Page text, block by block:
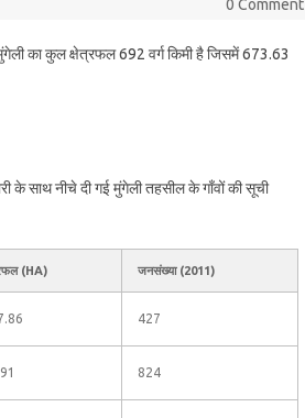
0 Comment
का कुल क्षेत्रफल 692 वर्ग किमी है जिसमें 673.63
साथ नीचे दी गई मुंगेली तहसील के गाँवों की सूची
(HA) जनसंख्या (2011)
427
824